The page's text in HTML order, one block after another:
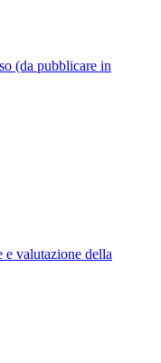
(da pubblicare in
e valutazione della